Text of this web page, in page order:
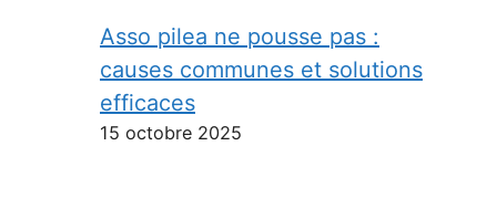
Asso pilea ne pousse pas :
causes communes et solutions
efficaces
15 octobre 2025